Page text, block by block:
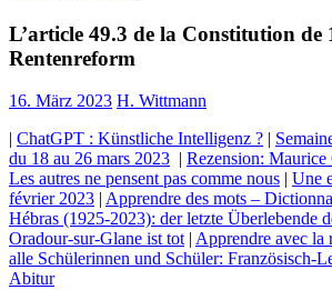
L’article 49.3 de la Constitution de
Rentenreform
16. März 2023 H. Wittmann
| ChatGPT : Künstliche Intelligenz ? |
du 18 au 26 mars 2023 | Rezension:
Les autres ne pensent pas comme nous | Une
février 2023 | Apprendre des mots –
Hébras (1925-2023): der letzte Überlebende
Oradour-sur-Glane ist tot| Apprendre avec la
alle Schülerinnen und Schüler: Französisch-
Abitur